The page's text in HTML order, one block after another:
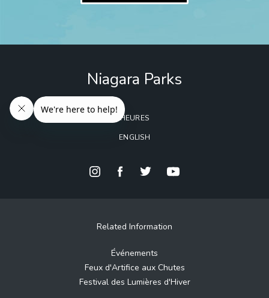
Niagara Parks
HEURES
ENGLISH
Related Information
Événements
Feux d'Artifice aux Chutes
Festival des Lumières d'Hiver